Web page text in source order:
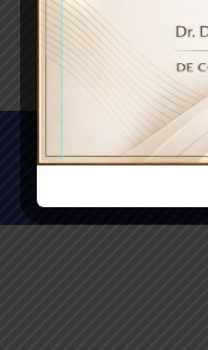
© 2023, Conagopare